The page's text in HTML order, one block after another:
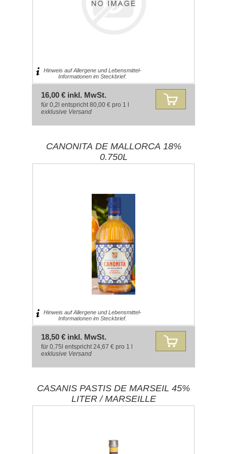
Hinweis auf Allergene und Lebensmittel-
Informationen im Steckbrief.
16,00 € inkl. MwSt.
für 0,2l entspricht 80,00 € pro 1 l
exklusive Versand
CANONITA DE MALLORCA 18%
0.750L
Hinweis auf Allergene und Lebensmittel-
Informationen im Steckbrief.
18,50 € inkl. MwSt.
für 0,75l entspricht 24,67 € pro 1 l
exklusive Versand
CASANIS PASTIS DE MARSEIL 45%
LITER / MARSEILLE